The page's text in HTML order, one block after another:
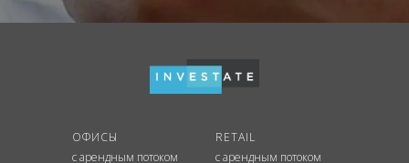
ОФИСЫ
с арендным потоком
RETAIL
с арендным потоком